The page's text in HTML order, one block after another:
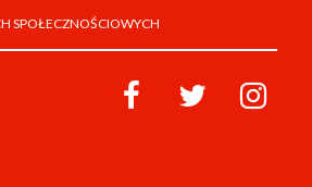
SPOŁECZNOŚCIOWYCH